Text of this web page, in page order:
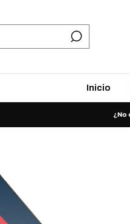
Inicio